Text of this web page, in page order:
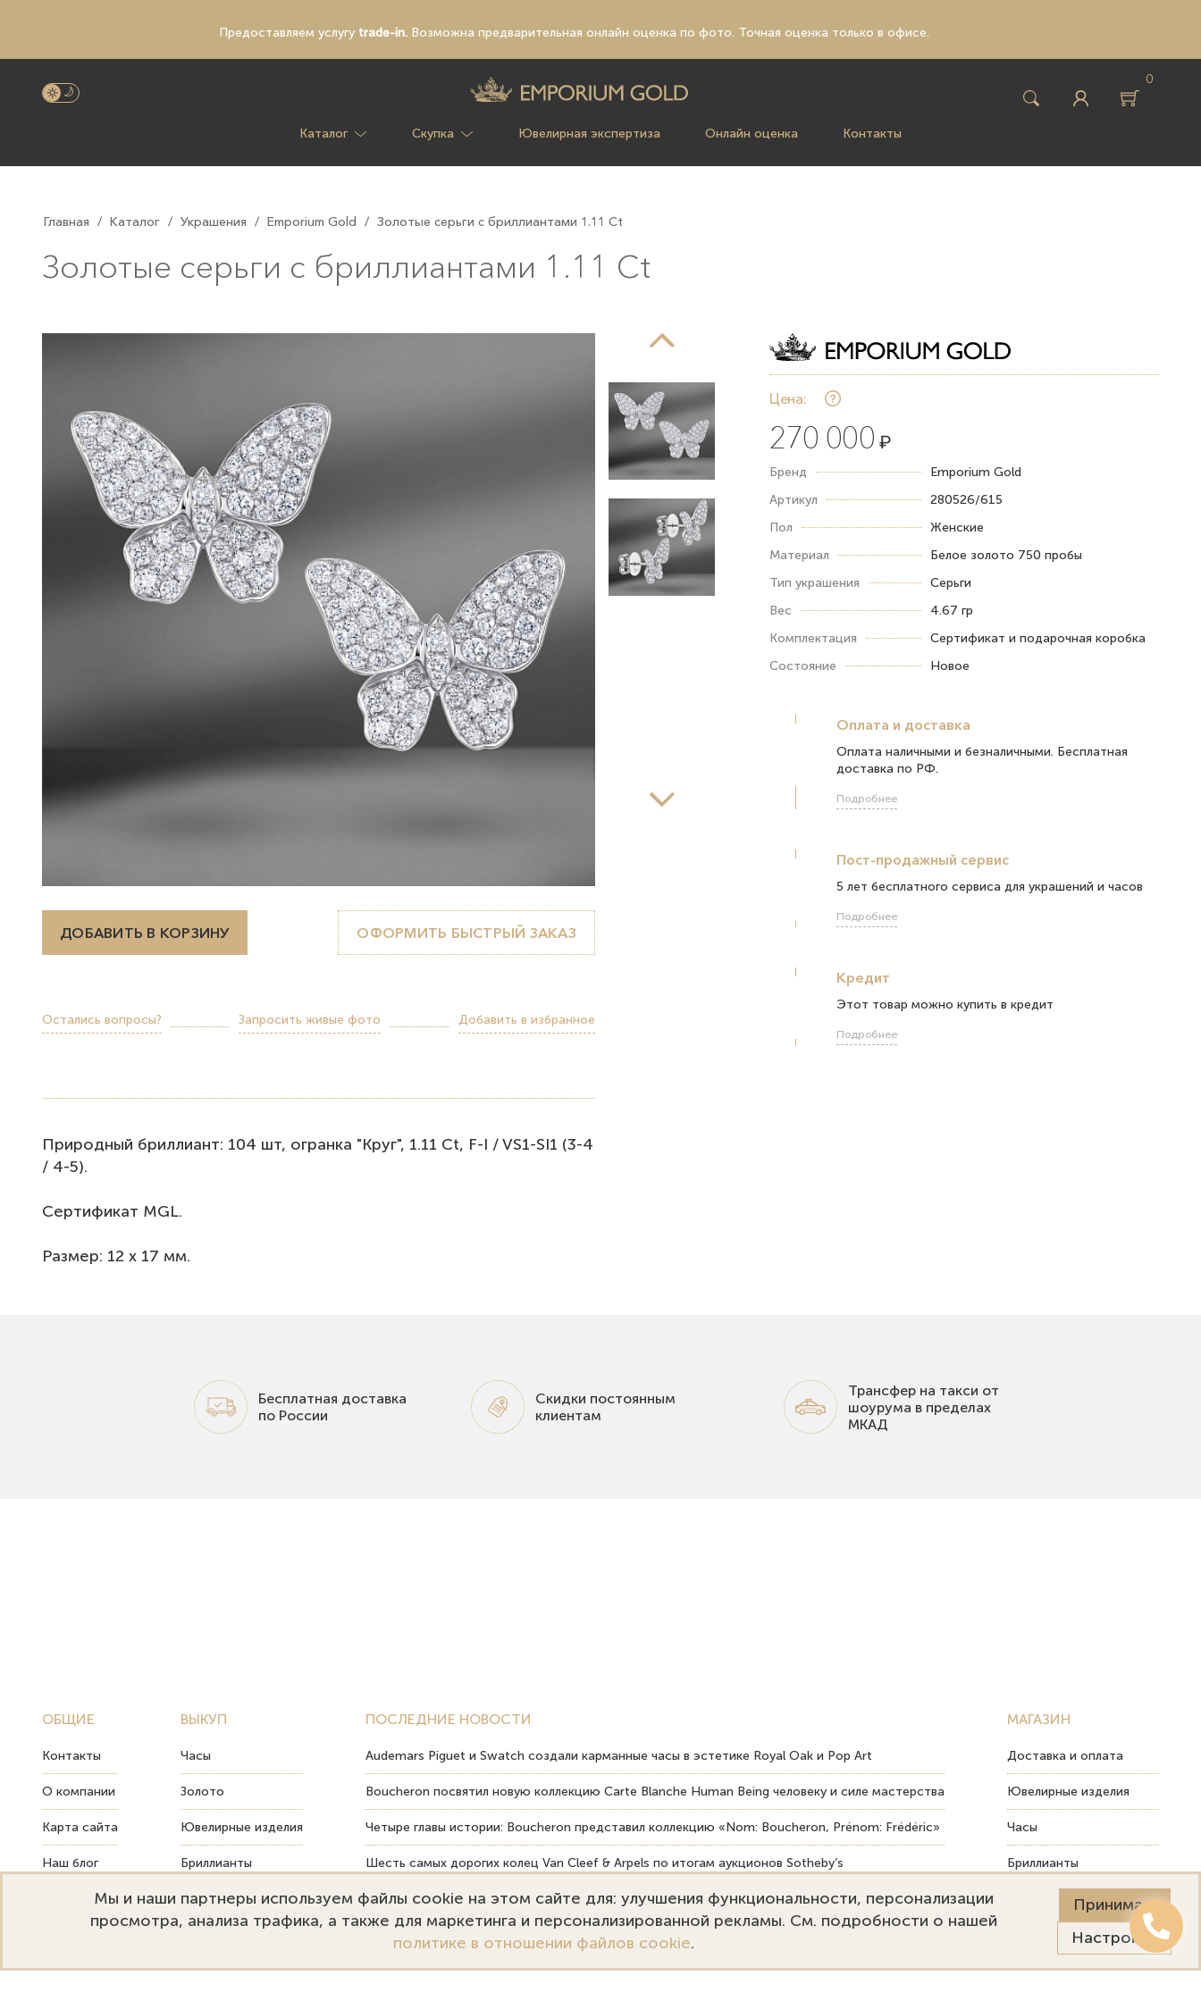
Предоставляем услугу trade-in.Возможна предварительная онлайн оценка по фото. Точная оценка только в офисе.
0
Каталог Скупка Ювелирная экспертиза Онлайн оценка Контакты
Главная / Каталог / Украшения / Emporium Gold / Золотые серьги с бриллиантами 1.11 Ct
Золотые серьги с бриллиантами 1.11 Ct
ДОБАВИТЬ В КОРЗИНУ ОФОРМИТЬ БЫСТРЫЙ ЗАКАЗ
Остались вопросы? Запросить живые фото Добавить в избранное
Природный бриллиант: 104 шт, огранка "Круг", 1.11 Ct, F-I / VS1-SI1 (3-4
/ 4-5).
Сертификат MGL.
Размер: 12 х 17 мм.
Цена:
270 000 ₽
Бренд
Emporium Gold
Артикул
280526/615
Пол
Женские
Материал
Белое золото 750 пробы
Тип украшения
Серьги
Вес
4.67 гр
Комплектация
Сертификат и подарочная коробка
Состояние
Новое
Оплата и доставка
Оплата наличными и безналичными. Бесплатная
доставка по РФ.
Подробнее
Пост-продажный сервис
5 лет бесплатного сервиса для украшений и часов
Подробнее
Кредит
Этот товар можно купить в кредит
Подробнее
Бесплатная доставка
по России
Скидки постоянным
клиентам
Трансфер на такси от
шоурума в пределах
МКАД
ОБЩИЕ
Контакты
О компании
Карта сайта
Наш блог
ВЫКУП
Часы
Золото
Ювелирные изделия
Бриллианты
Монеты
ПОСЛЕДНИЕ НОВОСТИ
Audemars Piguet и Swatch создали карманные часы в эстетике Royal Oak и Pop Art
Boucheron посвятил новую коллекцию Carte Blanche Human Being человеку и силе мастерства
Четыре главы истории: Boucheron представил коллекцию «Nom: Boucheron, Prénom: Frédéric»
Шесть самых дорогих колец Van Cleef & Arpels по итогам аукционов Sotheby’s
Как твердость драгоценных камней влияет на долговечность ювелирных изделий
МАГАЗИН
Доставка и оплата
Ювелирные изделия
Часы
Бриллианты
Пост-продажный сервис
Мы и наши партнеры используем файлы cookie на этом сайте для: улучшения функциональности, персонализации
просмотра, анализа трафика, а также для маркетинга и персонализированной рекламы. См. подробности о нашей
политике в отношении файлов cookie.
Принимаю
Настройки